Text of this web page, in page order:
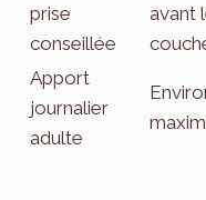
prise
conseillée
avant
Apport
journalier
adulte